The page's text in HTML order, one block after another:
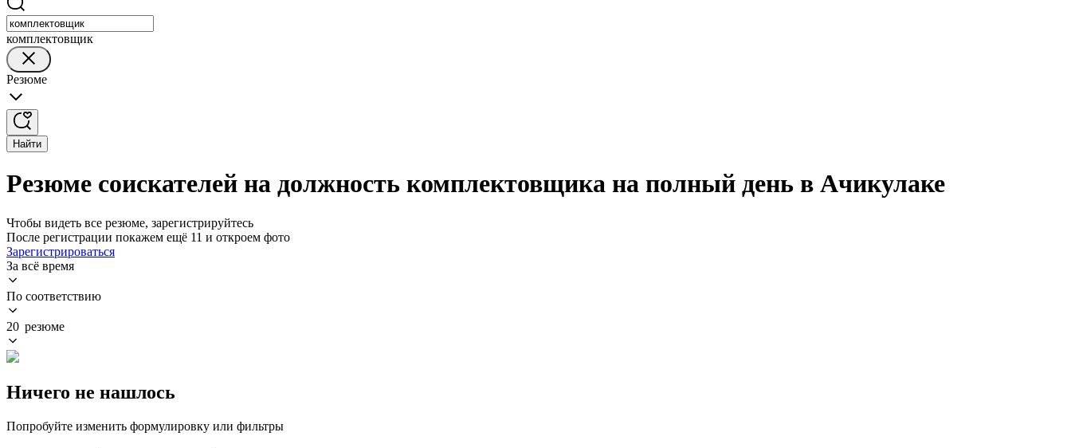
комплектовщик
Резюме
Найти
Резюме соискателей на должность комплектовщика на полный день в Ачикулаке
Чтобы видеть все резюме, зарегистрируйтесь
После регистрации покажем ещё 11 и откроем фото
Зарегистрироваться
За всё время
По соответствию
20 резюме
Ничего не нашлось
Попробуйте изменить формулировку или фильтры